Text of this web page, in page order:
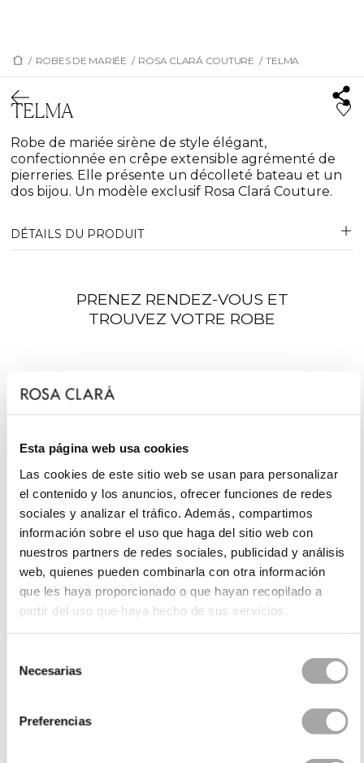
Esta página web usa cookies
Las cookies de este sitio web se usan para personalizar
el contenido y los anuncios, ofrecer funciones de redes
sociales y analizar el tráfico. Además, compartimos
información sobre el uso que haga del sitio web con
nuestros partners de redes sociales, publicidad y análisis
web, quienes pueden combinarla con otra información
que les haya proporcionado o que hayan recopilado a
partir del uso que haya hecho de sus servicios.
Necesarias
Preferencias
/ ROBES DE MARIÉE / ROSA CLARÁ COUTURE / TELMA
TELMA
Robe de mariée sirène de style élégant,
confectionnée en crêpe extensible agrémenté de
pierreries. Elle présente un décolleté bateau et un
dos bijou. Un modèle exclusif Rosa Clará Couture.
DÉTAILS DU PRODUIT
PRENEZ RENDEZ-VOUS ET
TROUVEZ VOTRE ROBE